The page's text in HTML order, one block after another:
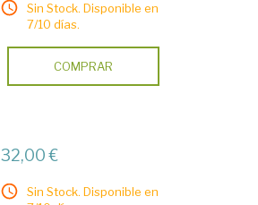
Sin Stock. Disponible en
7/10 días.
COMPRAR
32,00 €
Sin Stock. Disponible en